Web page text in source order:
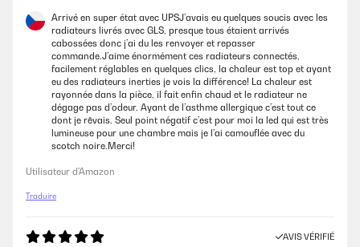
Arrivé en super état avec UPSJ’avais eu quelques soucis avec les
radiateurs livrés avec GLS, presque tous étaient arrivés
cabossées donc j’ai du les renvoyer et repasser
commande.J’aime énormément ces radiateurs connectés,
facilement réglables en quelques clics, la chaleur est top et ayant
eu des radiateurs inerties je vois la différence! La chaleur est
rayonnée dans la pièce, il fait enfin chaud et le radiateur ne
dégage pas d’odeur. Ayant de l’asthme allergique c’est tout ce
dont je rêvais. Seul point négatif c’est pour moi la led qui est très
lumineuse pour une chambre mais je l’ai camouflée avec du
scotch noire.Merci!
Utilisateur d'Amazon
Traduire
AVIS VÉRIFIÉ